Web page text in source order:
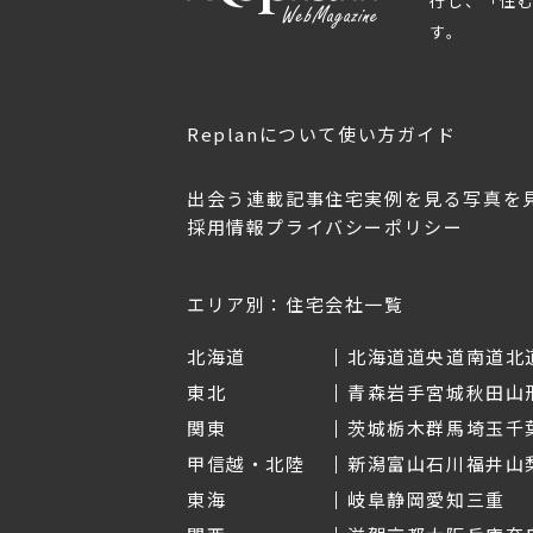
す。
Replanについて使い方ガイド
出会う 連載記事住宅実例を見る写真を
採用情報プライバシーポリシー
エリア別：住宅会社一覧
北海道 北海道道央道南道北
東北
青森岩手宮城秋田山
関東
茨城栃木群馬埼玉千
甲信越・北陸
新潟富山石川福井山
東海
岐阜静岡愛知三重
2026年3月11日